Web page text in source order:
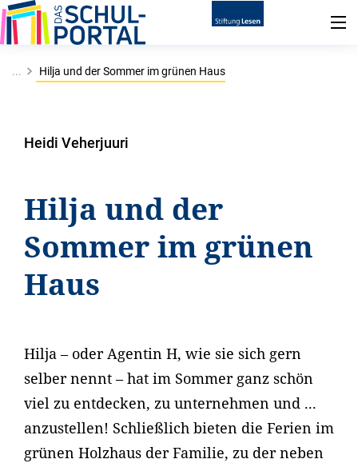
... Hilja und der Sommer im grünen Haus
Heidi Veherjuuri
Hilja und der
Sommer im grünen
Haus
Hilja – oder Agentin H, wie sie sich gern
selber nennt – hat im Sommer ganz schön
viel zu entdecken, zu unternehmen und ...
anzustellen! Schließlich bieten die Ferien im
grünen Holzhaus der Familie, zu der neben